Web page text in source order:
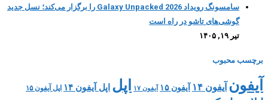
سامسونگ رویداد Galaxy Unpacked 2026 را برگزار می‌کند؛ نسل جدید
گوشی‌های تاشو در راه است
تیر ۱۹, ۱۴۰۵
برچسب محبوب
آیفون آیفون ۱۴ آیفون ۱۵ آیفون ۱۷ اپل اپل آیفون ۱۴ اپل آیفون ۱۵